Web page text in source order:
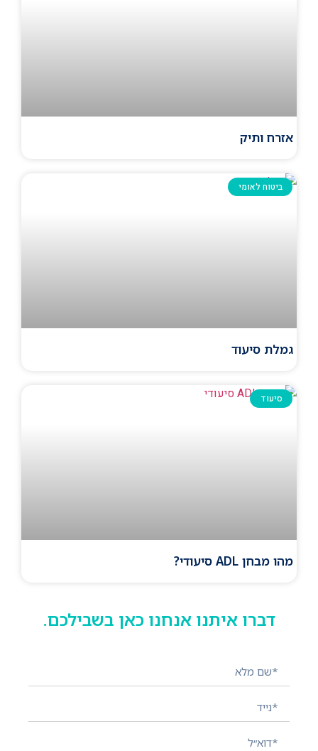
אזרח ותיק
ביטוח לאומי
גמלת סיעוד
סיעוד
מהו מבחן ADL סיעודי?
דברו איתנו אנחנו כאן בשבילכם.
השאירו פרטים ונציג יחזור אליכם בהקדם!